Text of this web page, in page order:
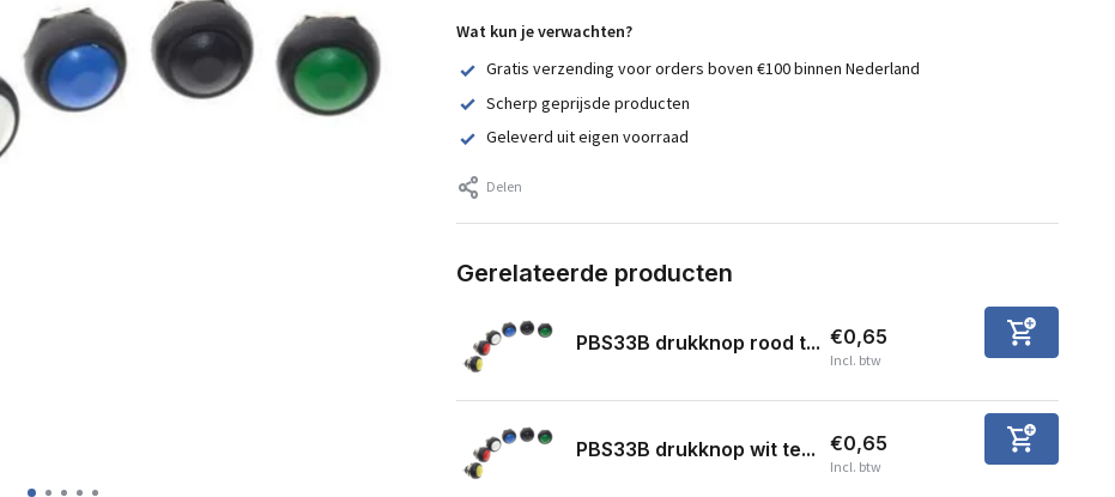
Wat kun je verwachten?
Gratis verzending voor orders boven €100 binnen Nederland
Scherp geprijsde producten
Geleverd uit eigen voorraad
Delen
Gerelateerde producten
PBS33B drukknop rood t... €0,65
Incl. btw
PBS33B drukknop wit te... €0,65
Incl. btw